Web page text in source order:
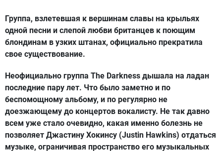
Группа, взлетевшая к вершинам славы на крыльях
одной песни и слепой любви британцев к поющим
блондинам в узких штанах, официально прекратила
свое существование.
Неофициально группа The Darkness дышала на ладан
последние пару лет. Что было заметно и по
беспомощному альбому, и по регулярно не
доезжающему до концертов вокалисту. Не так давно
всем уже стало очевидно, какая именно болезнь не
позволяет Джастину Хокинсу (Justin Hawkins) отдаться
музыке, ограничивая пространство его музыкальных